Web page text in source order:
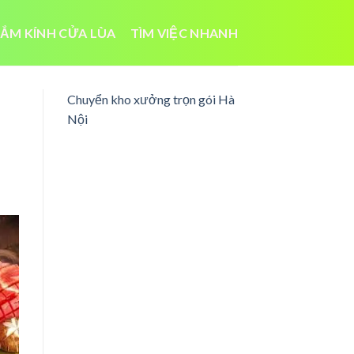
KÍNH CỬA LÙA TÌM VIỆC NHANH
Chuyển kho xưởng trọn gói Hà
Nội